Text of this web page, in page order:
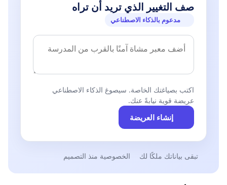
صف التغيير الذي تريد أن تراه
مدعوم بالذكاء الاصطناعي
اكتب بصياغتك الخاصة. سيصوغ الذكاء الاصطناعي
عريضة قوية نيابةً عنك.
إنشاء العريضة
تبقى بياناتك ملكًا لك الخصوصية منذ التصميم